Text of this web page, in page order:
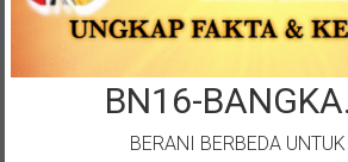
BN16-
BERANI BERBEDA